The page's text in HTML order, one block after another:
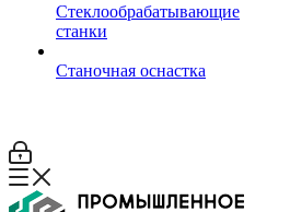
Стеклообрабатывающие
станки
Станочная оснастка